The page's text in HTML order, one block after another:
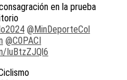
en la prueba
@MinDeporteCol
@C0PACI
IuBtzZJQl6